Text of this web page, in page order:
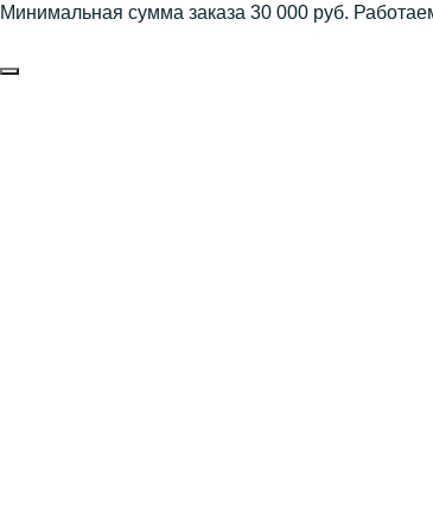
Минимальная сумма заказа 30 000 руб.